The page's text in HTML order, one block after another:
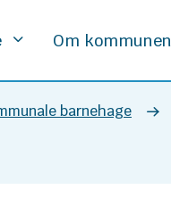
Om kommunen
barnehage